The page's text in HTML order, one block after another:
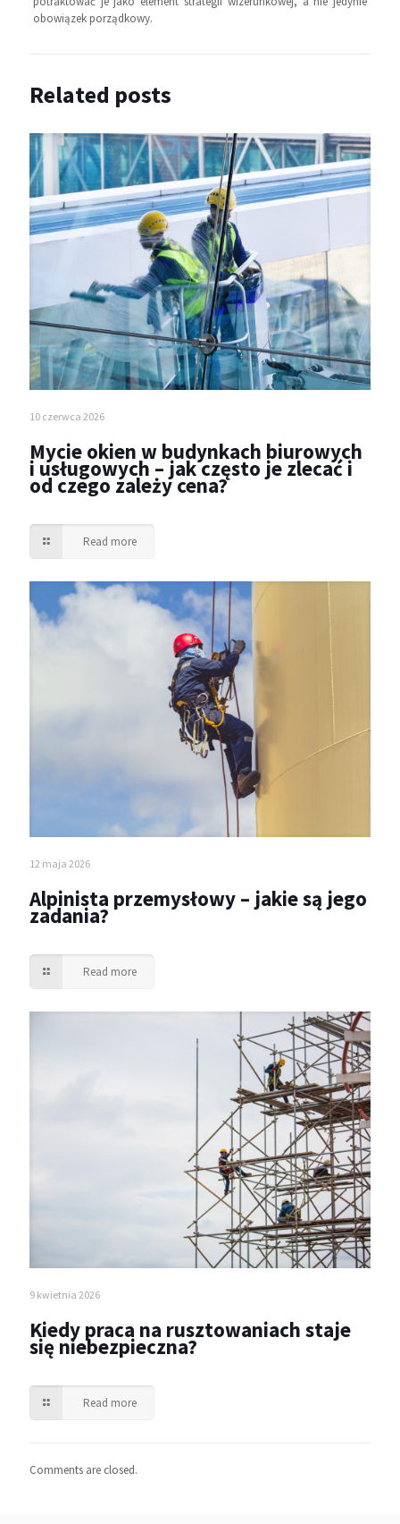
obowiązek porządkowy.
Related posts
10 czerwca 2026
Mycie okien w budynkach biurowych
i usługowych – jak często je zlecać i
od czego zależy cena?
Read more
12 maja 2026
Alpinista przemysłowy – jakie są jego
zadania?
Read more
9 kwietnia 2026
Kiedy praca na rusztowaniach staje
się niebezpieczna?
Read more
Comments are closed.